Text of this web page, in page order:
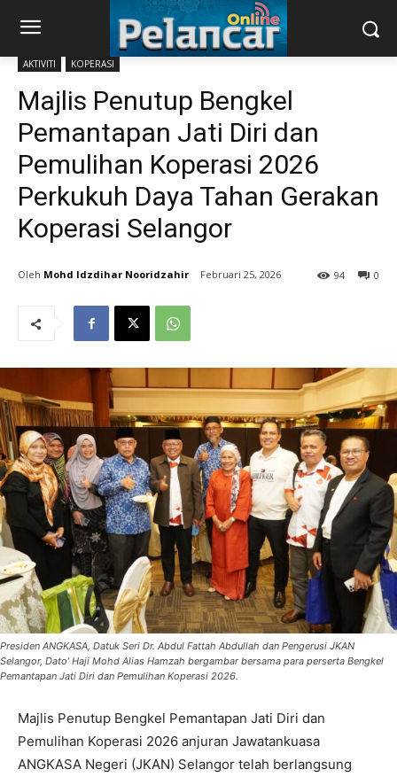
AKTIVITI KOPERASI
Majlis Penutup Bengkel
Pemantapan Jati Diri dan
Pemulihan Koperasi 2026
Perkukuh Daya Tahan Gerakan
Koperasi Selangor
Mohd Idzdihar Nooridzahir Februari 25, 2026 0
94
Presiden ANGKASA, Datuk Seri Dr. Abdul Fattah Abdullah dan Pengerusi JKAN
Selangor, Dato’ Haji Mohd Alias Hamzah bergambar bersama para perserta Bengkel
Pemantapan Jati Diri dan Pemulihan Koperasi 2026.
Majlis Penutup Bengkel Pemantapan Jati Diri dan
Pemulihan Koperasi 2026 anjuran Jawatankuasa
ANGKASA Negeri (JKAN) Selangor telah berlangsung